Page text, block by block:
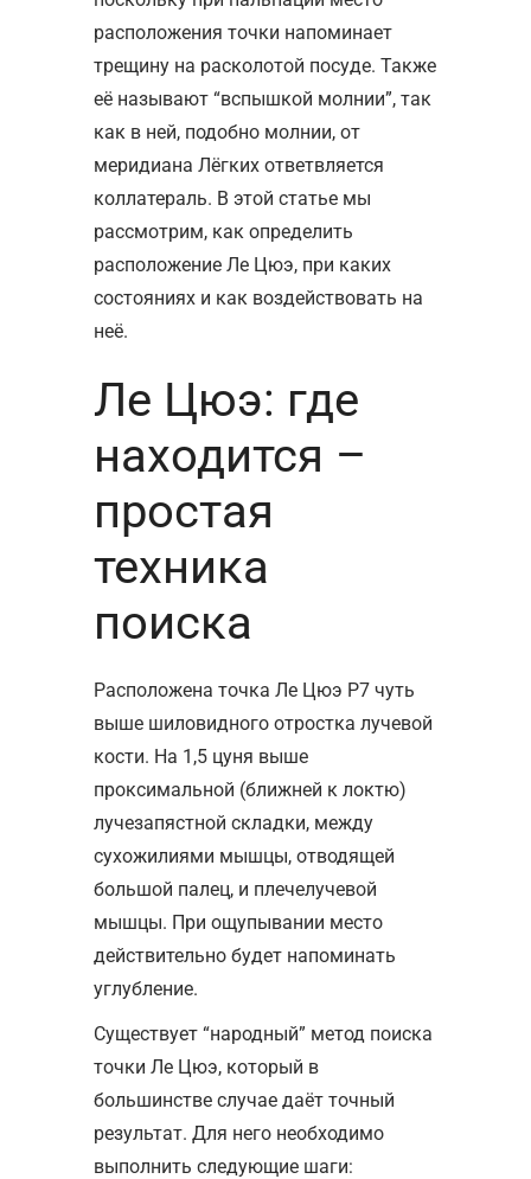
расположения точки напоминает
трещину на расколотой посуде. Также
её называют “вспышкой молнии”, так
как в ней, подобно молнии, от
меридиана Лёгких ответвляется
коллатераль. В этой статье мы
рассмотрим, как определить
расположение Ле Цюэ, при каких
состояниях и как воздействовать на
неё.
Ле Цюэ: где
находится –
простая
техника
поиска
Расположена точка Ле Цюэ Р7 чуть
выше шиловидного отростка лучевой
кости. На 1,5 цуня выше
проксимальной (ближней к локтю)
лучезапястной складки, между
сухожилиями мышцы, отводящей
большой палец, и плечелучевой
мышцы. При ощупывании место
действительно будет напоминать
углубление.
Существует “народный” метод поиска
точки Ле Цюэ, который в
большинстве случае даёт точный
результат. Для него необходимо
выполнить следующие шаги: